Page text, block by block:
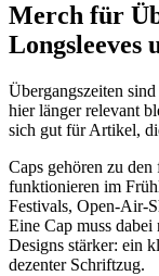
Merch für
Longsleeves
Übergangszeiten
hier länger relevant
sich gut für Artikel,
Caps gehören zu
funktionieren im
Festivals, Open-Air-
Eine Cap muss
Designs stärker: ein
dezenter Schriftzug.